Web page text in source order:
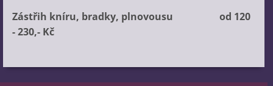
Zástřih kníru, bradky, plnovousu od 120
- 230,- Kč